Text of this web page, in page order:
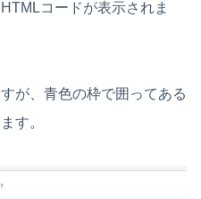
コードが表示されま
が、 青色の枠で囲ってある
す。